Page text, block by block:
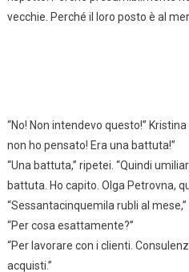
vecchie. Perché il loro posto è al
“No! Non intendevo questo!”
non ho pensato! Era una battuta!”
“Una battuta,” ripetei. “Quindi
battuta. Ho capito. Olga Petrovna,
“Sessantacinquemila rubli al
“Per cosa esattamente?”
“Per lavorare con i clienti.
acquisti.”